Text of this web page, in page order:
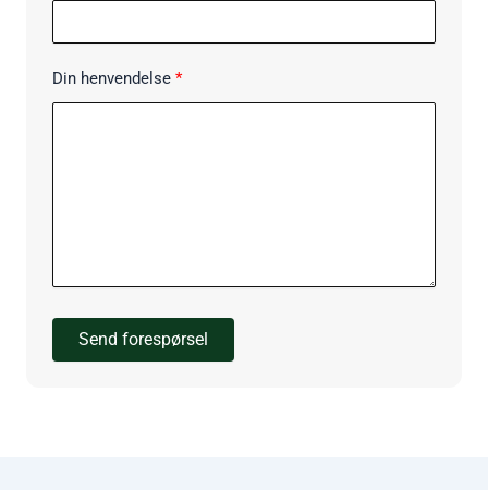
Din henvendelse
Send forespørsel